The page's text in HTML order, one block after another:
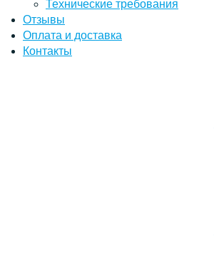
Технические требования
Отзывы
Оплата и доставка
Контакты